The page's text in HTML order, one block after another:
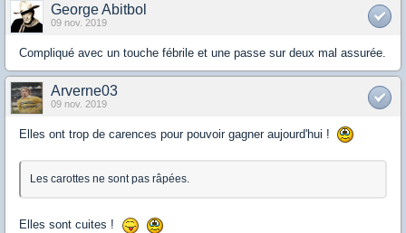
George Abitbol
09 nov. 2019
Compliqué avec un touche fébrile et une passe sur deux mal assurée.
Arverne03
09 nov. 2019
Elles ont trop de carences pour pouvoir gagner aujourd'hui !
Les carottes ne sont pas râpées.
Elles sont cuites !